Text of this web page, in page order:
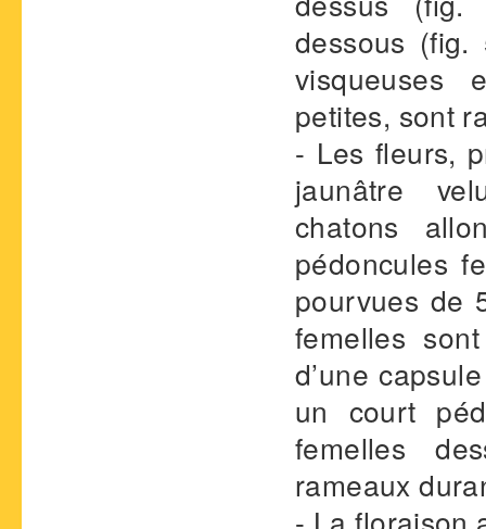
dessous (fig.
visqueuses
petites, sont
- Les fleurs,
jaunâtre
chatons
pédoncules
pourvues de
femelles
d’une
un court
femelles
rameaux
- La floraison